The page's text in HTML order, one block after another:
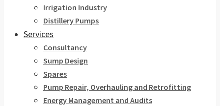
Irrigation Industry
Distillery Pumps
Services
Consultancy
Sump Design
Spares
Pump Repair, Overhauling and Retrofitting
Energy Management and Audits